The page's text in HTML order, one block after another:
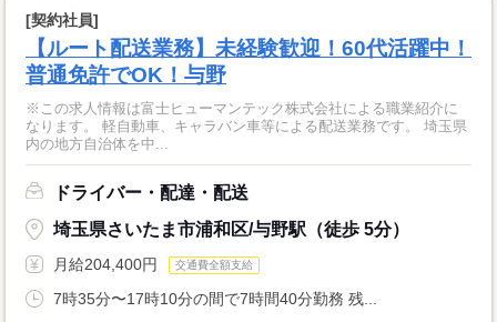
[契約社員]
【ルート配送業務】未経験歓迎！60代活躍中！
普通免許でOK！与野
※この求人情報は富士ヒューマンテック株式会社による職業紹介に
なります。 軽自動車、キャラバン車等による配送業務です。 埼玉県
内の地方自治体を中...
ドライバー・配達・配送
埼玉県さいたま市浦和区/与野駅（徒歩 5分）
月給204,400円 交通費全額支給
7時35分〜17時10分の間で7時間40分勤務 残...